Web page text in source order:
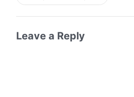
Leave a Reply